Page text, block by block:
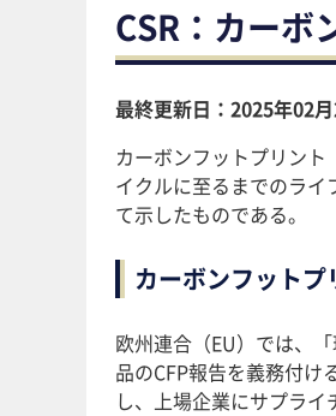
CSR：カーボ
最終更新日：2025年02
カーボンフットプリン
イクルに至るまでのライ
て示したものである。
カーボンフット
欧州連合（EU）では、
品のCFP報告を義務付
し、上場企業にサプライ